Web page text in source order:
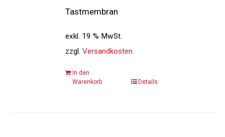
Tastmembran
exkl. 19 % MwSt.
zzgl.Versandkosten
In den
Warenkorb
Details